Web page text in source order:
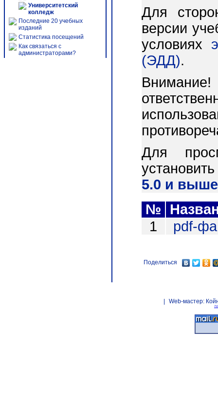
Университетский
колледж
Последние 20 учебных
изданий
Статистика посещений
Как связаться с
администраторами?
Для
версии
условиях
(ЭДД).
Для
5.0 и
№
1
pdf-
Поделиться
Web-мастер: